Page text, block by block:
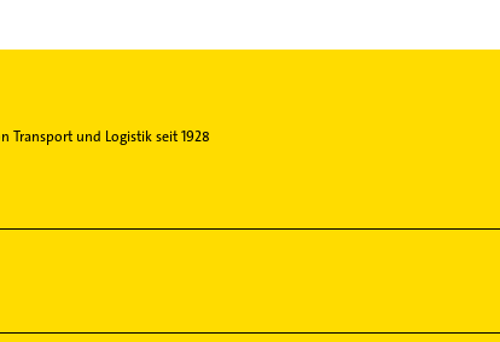
Transport und Logistik seit 1928